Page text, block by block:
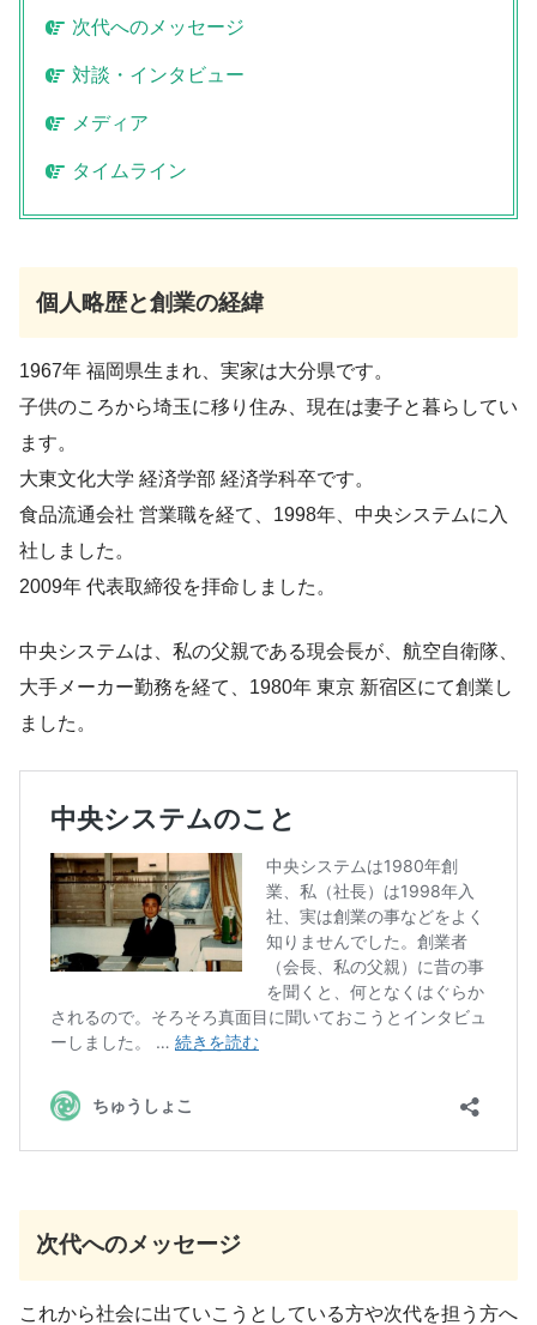
次代へのメッセージ
対談・インタビュー
メディア
タイムライン
個人略歴と創業の経緯
1967年 福岡県生まれ、実家は大分県です。
子供のころから埼玉に移り住み、現在は妻子と暮らしてい
ます。
大東文化大学 経済学部 経済学科卒です。
食品流通会社 営業職を経て、1998年、中央システムに入
社しました。
2009年 代表取締役を拝命しました。
中央システムは、私の父親である現会長が、航空自衛隊、
大手メーカー勤務を経て、1980年 東京 新宿区にて創業し
ました。
次代へのメッセージ
これから社会に出ていこうとしている方や次代を担う方へ